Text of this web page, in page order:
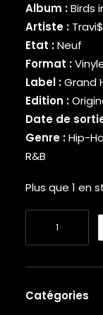
BINARY STAR
BLACK MILK
BLACK MOON
BLACK SHEEP
BLAQ POET
BLU
BONE THUGS-
BOOGIE
BOOGIE
BRAND NUBIAN
BROTHER ALI
BUN B
BUSTA
CAPITAL STEEZ
CAPONE-N-
Album :Birds
Artiste :
Etat :Neuf
Format :
Label :Grand
Edition :
Date de
Genre :Hip-
R&B
Plus que 1 en
-
Catégories